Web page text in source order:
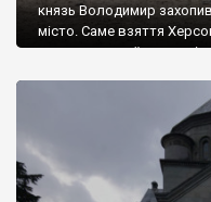
князь Володимир
місто. Саме взяття
диктувати свої умови
Херсонесі Володимир-
А потім було Хрещення